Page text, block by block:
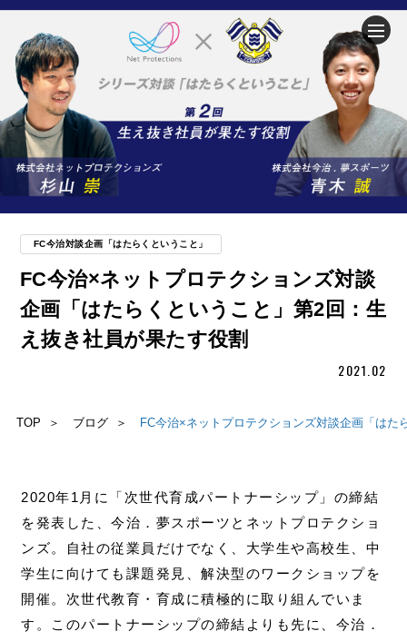
企業情報
ニュース
事業内容
サステナビリティ
IR（投資家情報）
お問い合わせ
FC今治対談企画「はたらくということ」
FC今治×ネットプロテクションズ対談
企画「はたらくということ」第2回：生
え抜き社員が果たす役割
2021.02
TOP ブログ FC今治×ネットプロテクションズ対談企画「は
2020年1月に「次世代育成パートナーシップ」の締結
を発表した、今治．夢スポーツとネットプロテクショ
ンズ。自社の従業員だけでなく、大学生や高校生、中
学生に向けても課題発見、解決型のワークショップを
開催。次世代教育・育成に積極的に取り組んでいま
す。
このパートナーシップの締結よりも先に、今治．